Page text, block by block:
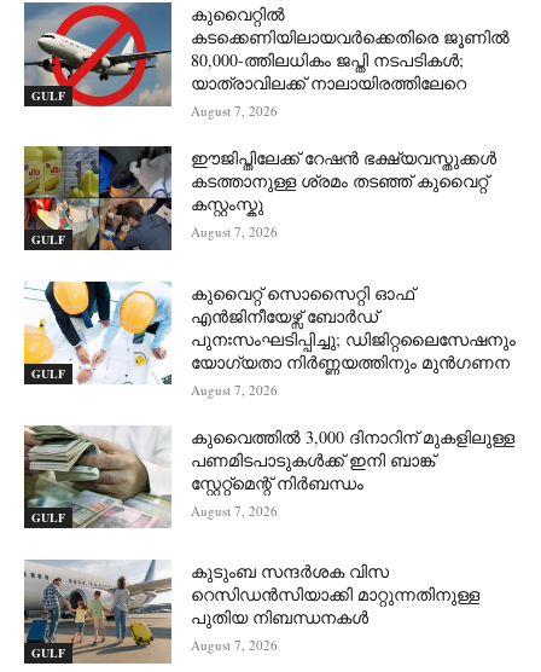
GULF
കുവൈറ്റിൽ
കടക്കെണിയിലായവർക്കെതിരെ ജൂണിൽ
80,000-ത്തിലധികം ജപ്തി നടപടികൾ;
യാത്രാവിലക്ക് നാലായിരത്തിലേറെ
August 7, 2026
GULF
ഈജിപ്തിലേക്ക് റേഷൻ ഭക്ഷ്യവസ്തുക്കൾ
കടത്താനുള്ള ശ്രമം തടഞ്ഞ് കുവൈറ്റ്
കസ്റ്റംസ്കു
August 7, 2026
GULF
കുവൈറ്റ് സൊസൈറ്റി ഓഫ്
എൻജിനീയേഴ്സ് ബോർഡ്
പുനഃസംഘടിപ്പിച്ചു; ഡിജിറ്റലൈസേഷനും
യോഗ്യതാ നിർണ്ണയത്തിനും മുൻഗണന
August 7, 2026
GULF
കുവൈത്തിൽ 3,000 ദിനാറിന് മുകളിലുള്ള
പണമിടപാടുകൾക്ക് ഇനി ബാങ്ക്
സ്റ്റേറ്റ്‌മെന്റ് നിർബന്ധം
August 7, 2026
GULF
കുടുംബ സന്ദർശക വിസ
റെസിഡൻസിയാക്കി മാറ്റുന്നതിനുള്ള
പുതിയ നിബന്ധനകൾ
August 7, 2026